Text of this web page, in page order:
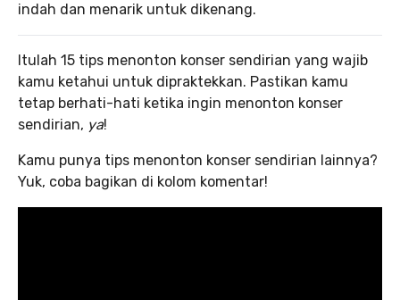
indah dan menarik untuk dikenang.
Itulah 15 tips menonton konser sendirian yang wajib
kamu ketahui untuk dipraktekkan. Pastikan kamu
tetap berhati-hati ketika ingin menonton konser
sendirian, ya!
Kamu punya tips menonton konser sendirian lainnya?
Yuk, coba bagikan di kolom komentar!